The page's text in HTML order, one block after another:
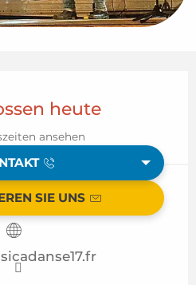
heute
ansehen
SIE UNS